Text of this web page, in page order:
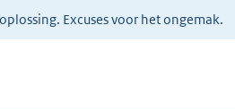
Excuses voor het ongemak.